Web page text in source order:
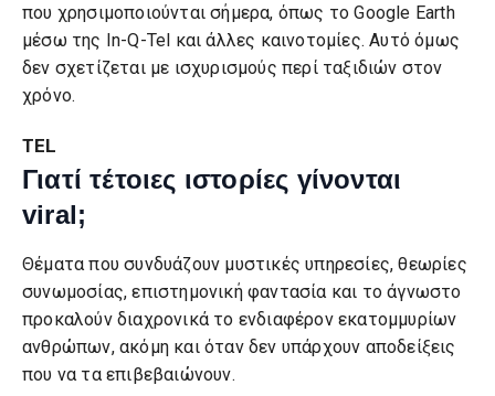
που χρησιμοποιούνται σήμερα, όπως το Google Earth
μέσω της In-Q-Tel και άλλες καινοτομίες. Αυτό όμως
δεν σχετίζεται με ισχυρισμούς περί ταξιδιών στον
χρόνο.
TEL
Γιατί τέτοιες ιστορίες γίνονται
viral;
Θέματα που συνδυάζουν μυστικές υπηρεσίες, θεωρίες
συνωμοσίας, επιστημονική φαντασία και το άγνωστο
προκαλούν διαχρονικά το ενδιαφέρον εκατομμυρίων
ανθρώπων, ακόμη και όταν δεν υπάρχουν αποδείξεις
που να τα επιβεβαιώνουν.